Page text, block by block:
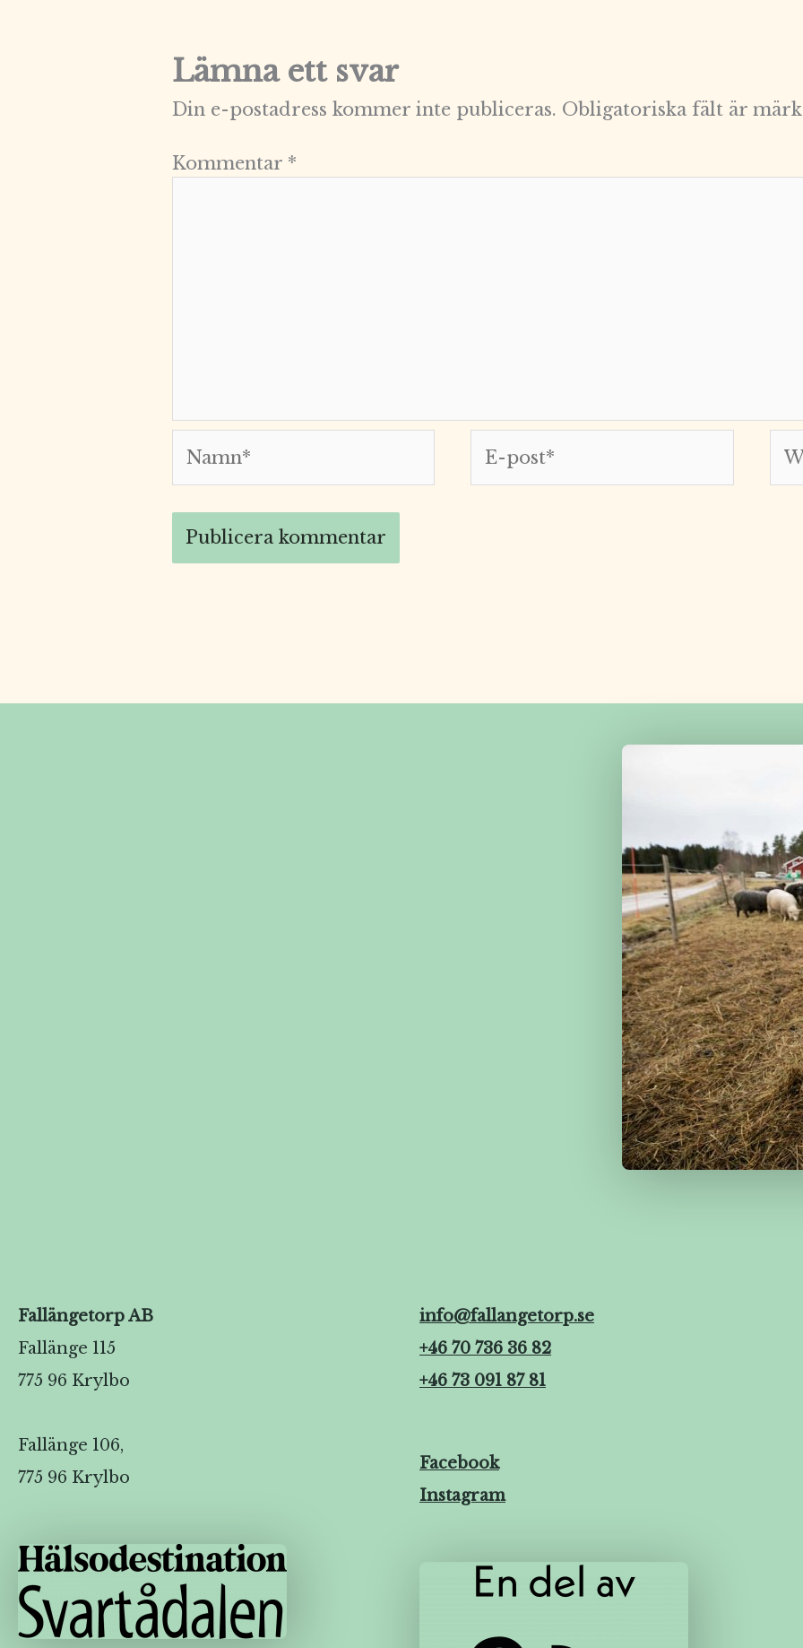
Lämna ett svar
Din e-postadress kommer inte publiceras. Obligatoriska fält är
Kommentar *
post*
Fallängetorp AB
Fallänge 115
775 96 Krylbo
Fallänge 106,
775 96 Krylbo
info@fallangetorp.se
+46 70 736 36 82
+46 73 091 87 81
Facebook
Instagram